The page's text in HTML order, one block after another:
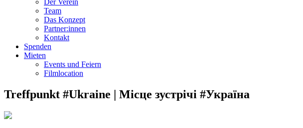
Team
Das Konzept
Partner:innen
Kontakt
Spenden
Mieten
Events und Feiern
Filmlocation
Treffpunkt #Ukraine | Місце зустрічі #Україна